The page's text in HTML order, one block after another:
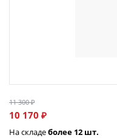
11 300 ₽
10 170 ₽
На складеболее 12 шт.